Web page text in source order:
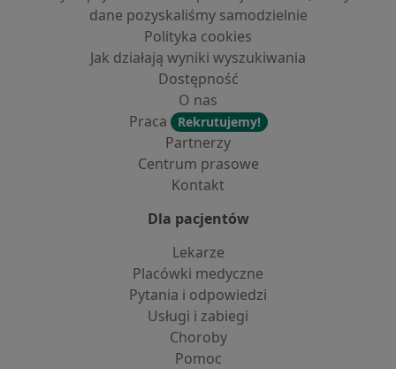
dane pozyskaliśmy samodzielnie
Polityka cookies
Jak działają wyniki wyszukiwania
Dostępność
O nas
Praca
Rekrutujemy!
Partnerzy
Centrum prasowe
Kontakt
Dla pacjentów
Lekarze
Placówki medyczne
Pytania i odpowiedzi
Usługi i zabiegi
Choroby
Pomoc